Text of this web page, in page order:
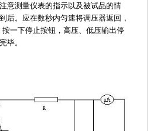
意测量仪表的指示以及被试品的情
后。应在数秒内匀速将调压器返回，
一下停止按钮，高压、低压输出停
毕。